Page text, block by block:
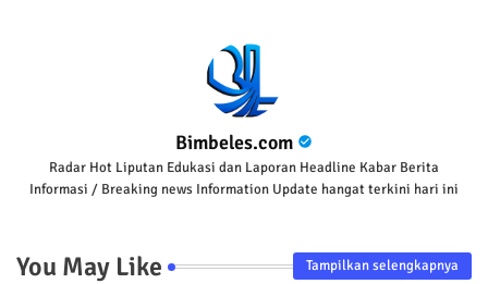
Bimbeles.com
Radar Hot Liputan Edukasi dan Laporan Headline Kabar Berita
Informasi / Breaking news Information Update hangat terkini hari ini
You May Like Tampilkan selengkapnya